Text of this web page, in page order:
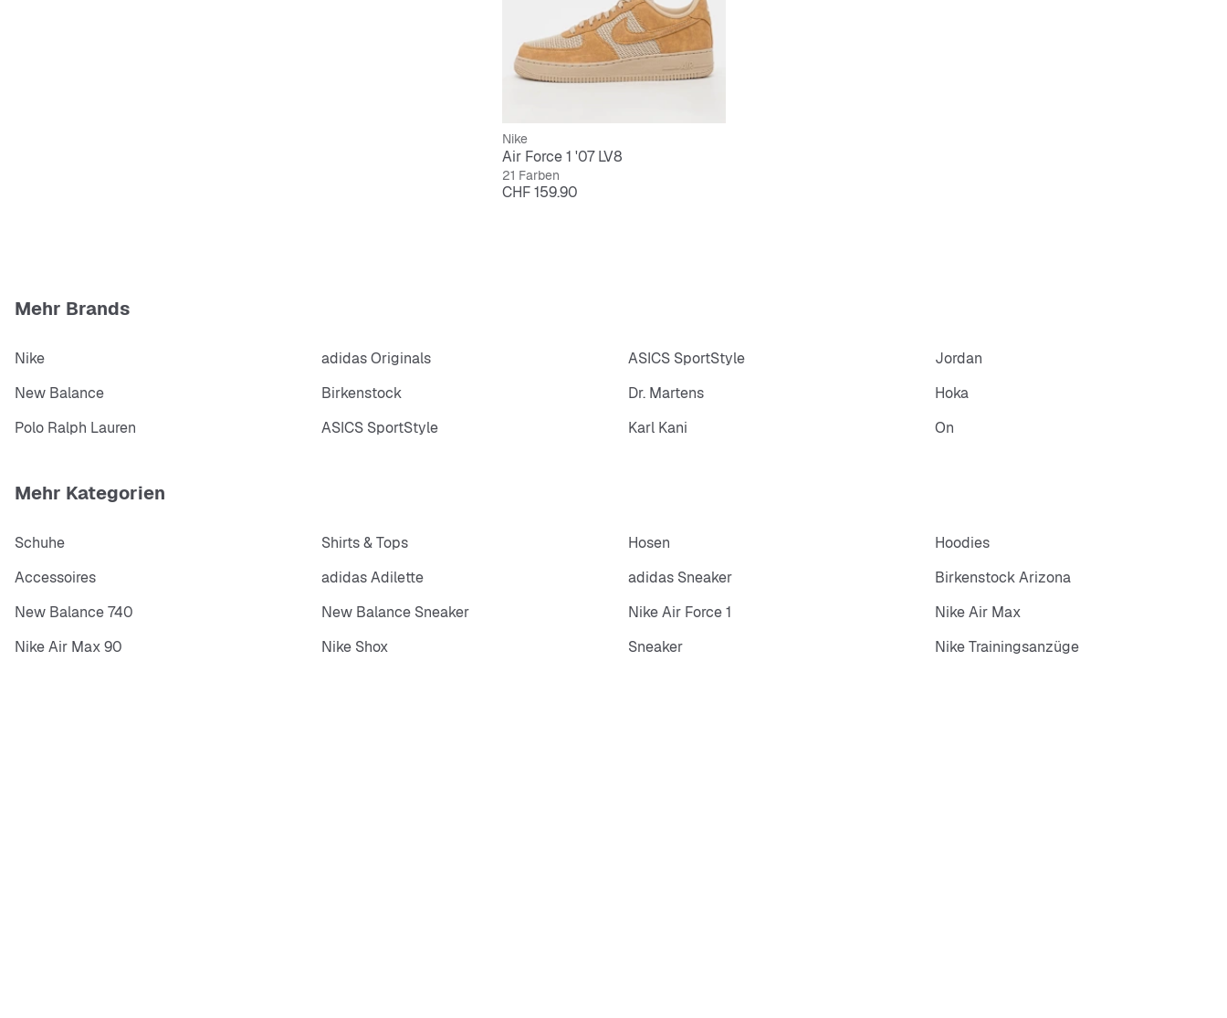
Nike
Air Force 1 '07 LV8
21 Farben
Preis
CHF 159.90
Mehr Brands
Nike adidas Originals ASICS SportStyle
Jordan
New Balance
Birkenstock Dr. Martens
Hoka
Polo Ralph Lauren
ASICS SportStyle Karl Kani On
Mehr Kategorien
Schuhe Shirts & Tops Hosen
Hoodies
Accessoires
adidas Adilette adidas Sneaker
Birkenstock Arizona
New Balance 740
New Balance Sneaker Nike Air Force 1
Nike Air Max
Nike Air Max 90
Nike Shox Sneaker Nike Trainingsanzüge